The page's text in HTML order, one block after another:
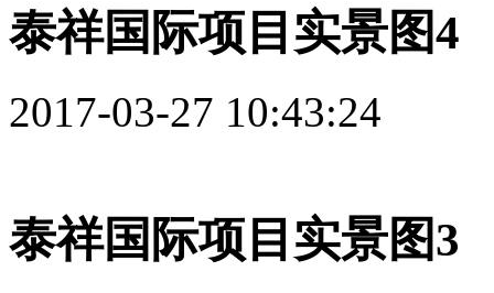
泰祥国际项目实景图4
2017-03-27 10:43:24
泰祥国际项目实景图3